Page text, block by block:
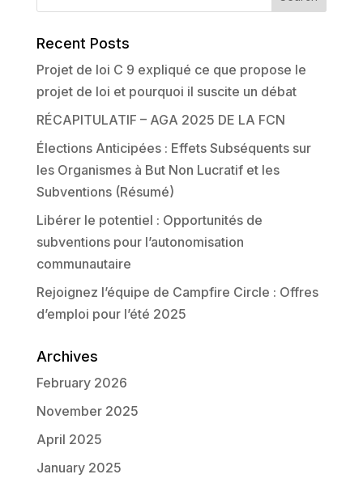
Recent Posts
Projet de loi C 9 expliqué ce que propose le
projet de loi et pourquoi il suscite un débat
RÉCAPITULATIF – AGA 2025 DE LA FCN
Élections Anticipées : Effets Subséquents sur
les Organismes à But Non Lucratif et les
Subventions (Résumé)
Libérer le potentiel : Opportunités de
subventions pour l’autonomisation
communautaire
Rejoignez l’équipe de Campfire Circle : Offres
d’emploi pour l’été 2025
Archives
February 2026
November 2025
April 2025
January 2025